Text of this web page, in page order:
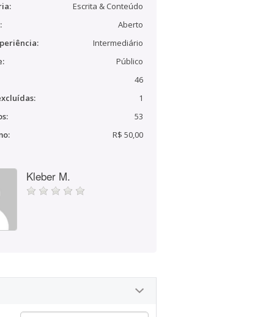
Escrita & Conteúdo
Aberto
Intermediário
Público
46
1
53
R$ 50,00
Kleber M.